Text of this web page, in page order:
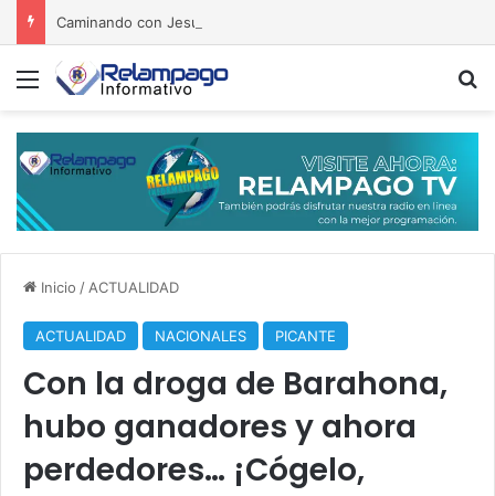
Caminando con Jesús
Menú
Inicio / ACTUALIDAD
ACTUALIDAD NACIONALES PICANTE
Con la droga de Barahona,
hubo ganadores y ahora
perdedores… ¡Cógelo,